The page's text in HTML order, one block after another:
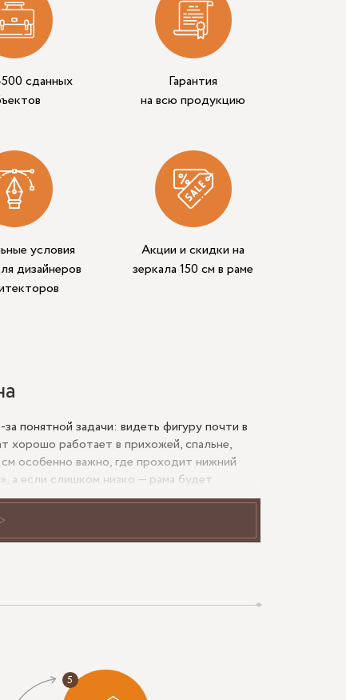
сданных
Гарантия
на всю продукцию
условия
дизайнеров
Акции и скидки на
зеркала 150 см в раме
понятной задачи: видеть фигуру почти в
хорошо работает в прихожей, спальне,
особенно важно, где проходит нижний
а если слишком низко — рама будет
роль. Она защищает кромку, делает
латунной фурнитурой или чёрным
цвет.
подбирают заранее.